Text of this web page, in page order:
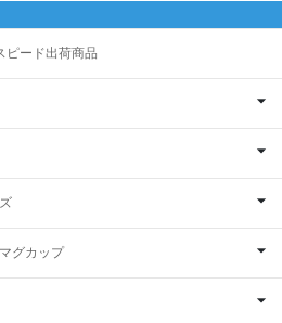
ード出荷商品
グカップ